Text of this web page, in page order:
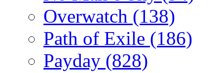
Overwatch (138)
Path of Exile (186)
Payday (828)